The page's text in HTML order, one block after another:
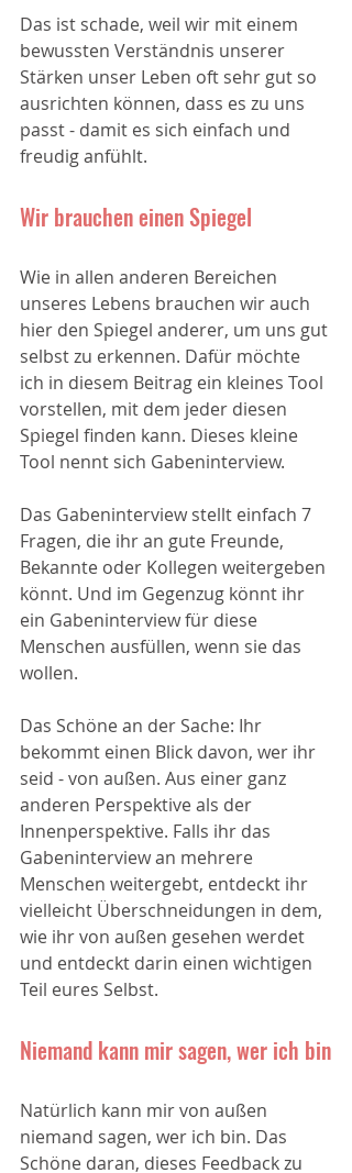
Das ist schade, weil wir mit einem
bewussten Verständnis unserer
Stärken unser Leben oft sehr gut so
ausrichten können, dass es zu uns
passt - damit es sich einfach und
freudig anfühlt.
Wir brauchen einen Spiegel
Wie in allen anderen Bereichen
unseres Lebens brauchen wir auch
hier den Spiegel anderer, um uns gut
selbst zu erkennen. Dafür möchte
ich in diesem Beitrag ein kleines Tool
vorstellen, mit dem jeder diesen
Spiegel finden kann. Dieses kleine
Tool nennt sich Gabeninterview.
Das Gabeninterview stellt einfach 7
Fragen, die ihr an gute Freunde,
Bekannte oder Kollegen weitergeben
könnt. Und im Gegenzug könnt ihr
ein Gabeninterview für diese
Menschen ausfüllen, wenn sie das
wollen.
Das Schöne an der Sache: Ihr
bekommt einen Blick davon, wer ihr
seid - von außen. Aus einer ganz
anderen Perspektive als der
Innenperspektive. Falls ihr das
Gabeninterview an mehrere
Menschen weitergebt, entdeckt ihr
vielleicht Überschneidungen in dem,
wie ihr von außen gesehen werdet
und entdeckt darin einen wichtigen
Teil eures Selbst.
Niemand kann mir sagen, wer ich bin
Natürlich kann mir von außen
niemand sagen, wer ich bin. Das
Schöne daran, dieses Feedback zu